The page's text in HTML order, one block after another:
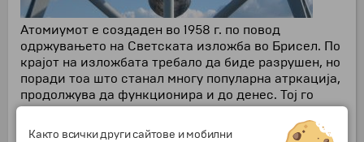
Атомиумот е создаден во 1958 г. по повод
одржувањето на Светската изложба во Брисел. По
крајот на изложбата требало да биде разрушен, но
поради тоа што станал многу популарна атркација,
продолжува да функционира и до денес. Тој го
претставува составот на железото со нејзините
девет атоми, зголемени 150 милиони пати.
Както всички други сайтове и мобилни